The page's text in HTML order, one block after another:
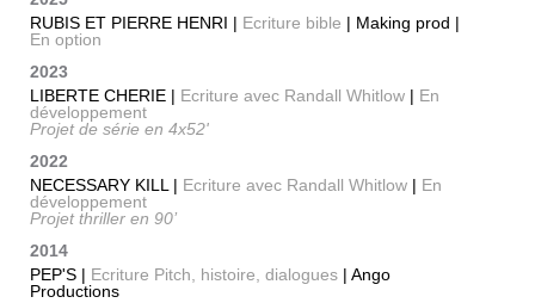
RUBIS ET PIERRE HENRI | Ecriture bible | Making prod |
En option
2023
LIBERTE CHERIE | Ecriture avec Randall Whitlow | En
développement
Projet de série en 4x52'
2022
NECESSARY KILL | Ecriture avec Randall Whitlow | En
développement
Projet thriller en 90’
2014
PEP'S | Ecriture Pitch, histoire, dialogues | Ango
Productions